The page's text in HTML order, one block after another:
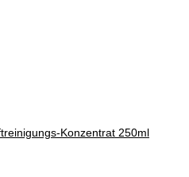
Konzentrat 250ml